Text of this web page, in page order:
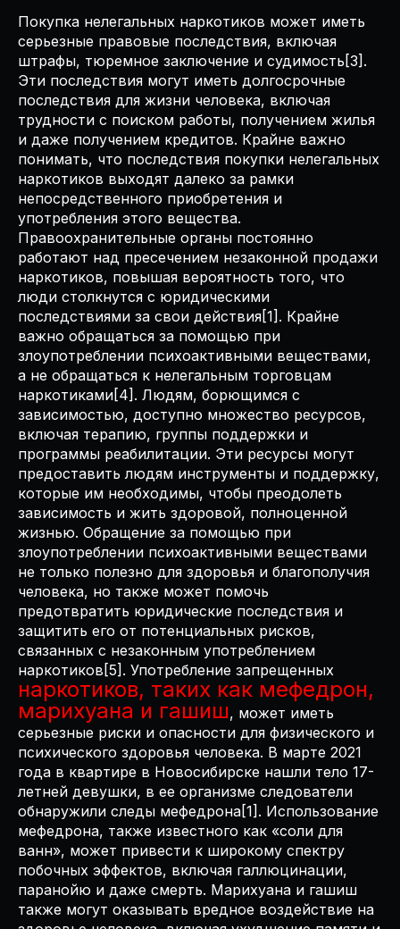
Покупка нелегальных наркотиков может иметь
серьезные правовые последствия, включая
штрафы, тюремное заключение и судимость[3].
Эти последствия могут иметь долгосрочные
последствия для жизни человека, включая
трудности с поиском работы, получением жилья
и даже получением кредитов. Крайне важно
понимать, что последствия покупки нелегальных
наркотиков выходят далеко за рамки
непосредственного приобретения и
употребления этого вещества.
Правоохранительные органы постоянно
работают над пресечением незаконной продажи
наркотиков, повышая вероятность того, что
люди столкнутся с юридическими
последствиями за свои действия[1]. Крайне
важно обращаться за помощью при
злоупотреблении психоактивными веществами,
а не обращаться к нелегальным торговцам
наркотиками[4]. Людям, борющимся с
зависимостью, доступно множество ресурсов,
включая терапию, группы поддержки и
программы реабилитации. Эти ресурсы могут
предоставить людям инструменты и поддержку,
которые им необходимы, чтобы преодолеть
зависимость и жить здоровой, полноценной
жизнью. Обращение за помощью при
злоупотреблении психоактивными веществами
не только полезно для здоровья и благополучия
человека, но также может помочь
предотвратить юридические последствия и
защитить его от потенциальных рисков,
связанных с незаконным употреблением
наркотиков[5]. Употребление запрещенных
наркотиков, таких как мефедрон,
марихуана и гашиш, может иметь
серьезные риски и опасности для физического и
психического здоровья человека. В марте 2021
года в квартире в Новосибирске нашли тело 17-
летней девушки, в ее организме следователи
обнаружили следы мефедрона[1]. Использование
мефедрона, также известного как «соли для
ванн», может привести к широкому спектру
побочных эффектов, включая галлюцинации,
паранойю и даже смерть. Марихуана и гашиш
также могут оказывать вредное воздействие на